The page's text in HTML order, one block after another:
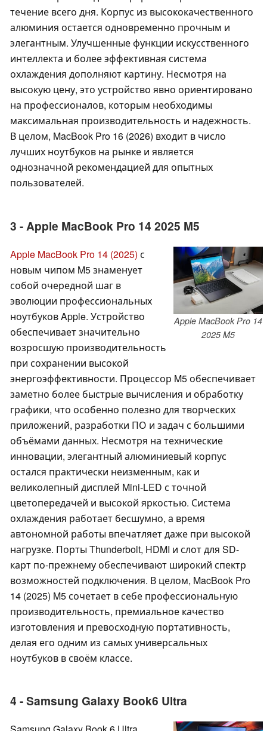
течение всего дня. Корпус из высококачественного
алюминия остается одновременно прочным и
элегантным. Улучшенные функции искусственного
интеллекта и более эффективная система
охлаждения дополняют картину. Несмотря на
высокую цену, это устройство явно ориентировано
на профессионалов, которым необходимы
максимальная производительность и надежность.
В целом, MacBook Pro 16 (2026) входит в число
лучших ноутбуков на рынке и является
однозначной рекомендацией для опытных
пользователей.
3 - Apple MacBook Pro 14 2025 M5
Apple MacBook Pro 14
2025 M5
Apple MacBook Pro 14 (2025) с
новым чипом M5 знаменует
собой очередной шаг в
эволюции профессиональных
ноутбуков Apple. Устройство
обеспечивает значительно
возросшую производительность
при сохранении высокой
энергоэффективности. Процессор M5 обеспечивает
заметно более быстрые вычисления и обработку
графики, что особенно полезно для творческих
приложений, разработки ПО и задач с большими
объёмами данных. Несмотря на технические
инновации, элегантный алюминиевый корпус
остался практически неизменным, как и
великолепный дисплей Mini-LED с точной
цветопередачей и высокой яркостью. Система
охлаждения работает бесшумно, а время
автономной работы впечатляет даже при высокой
нагрузке. Порты Thunderbolt, HDMI и слот для SD-
карт по-прежнему обеспечивают широкий спектр
возможностей подключения. В целом, MacBook Pro
14 (2025) M5 сочетает в себе профессиональную
производительность, премиальное качество
изготовления и превосходную портативность,
делая его одним из самых универсальных
ноутбуков в своём классе.
4 - Samsung Galaxy Book6 Ultra